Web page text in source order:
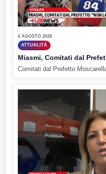
6 AGOSTO 2026
ATTUALITÀ
Miasmi, Comitati dal
Comitati dal Prefetto